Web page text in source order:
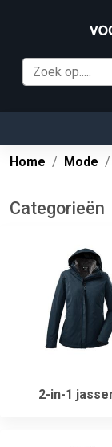
Home Mode
Categorieën
2-in-1